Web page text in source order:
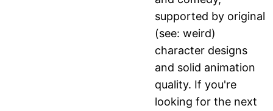
supported by original
(see: weird)
character designs
and solid animation
quality. If you're
looking for the next